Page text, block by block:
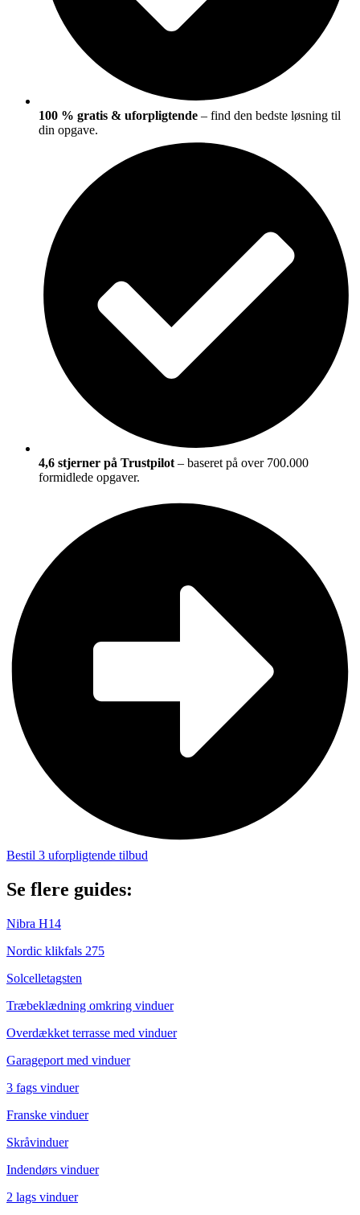
100 % gratis & uforpligtende – find den bedste løsning til
din opgave.
4,6 stjerner på Trustpilot – baseret på over 700.000
formidlede opgaver.
Bestil 3 uforpligtende tilbud
Se flere guides:
Nibra H14
Nordic klikfals 275
Solcelletagsten
Træbeklædning omkring vinduer
Overdækket terrasse med vinduer
Garageport med vinduer
3 fags vinduer
Franske vinduer
Skråvinduer
Indendørs vinduer
2 lags vinduer